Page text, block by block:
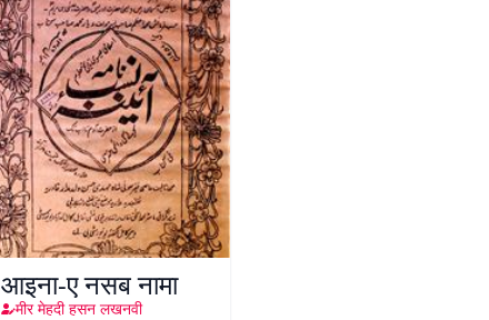
आइना-ए नसब नामा
मीर मेहदी हसन लखनवी